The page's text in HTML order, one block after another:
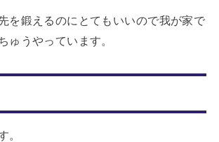
を鍛えるのにとてもいいので我が家で
ゅうやっています。
。